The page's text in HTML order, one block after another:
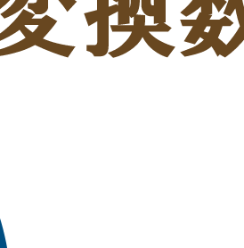
たは選択
ューワーで確認可能！